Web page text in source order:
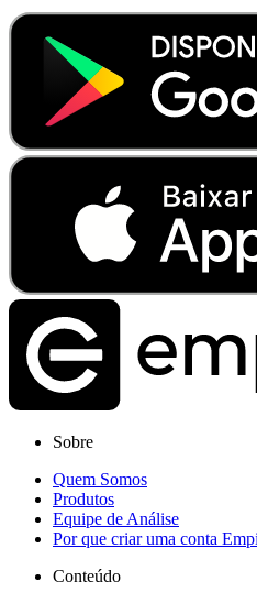
Sobre
Quem Somos
Produtos
Equipe de Análise
Por que criar uma conta
Conteúdo